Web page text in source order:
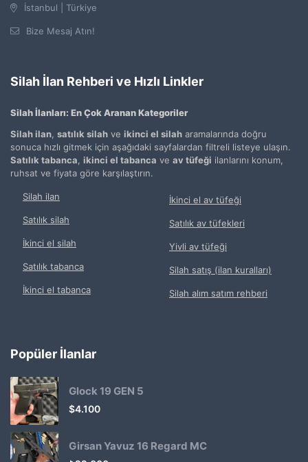
İstanbul | Türkiye
Bize Mesaj Atın!
Silah İlan Rehberi ve Hızlı Linkler
Silah İlanları: En Çok Aranan Kategoriler
Silah ilan satılık silah ve ikinci el silah aramalarında doğru
sonuca hızlı gitmek için aşağıdaki sayfalardan filtreli listeye ulaşın.
Satılık tabanca ikinci el tabanca ve av tüfeği ilanlarını konum,
ruhsat ve fiyata göre karşılaştırın.
Silah ilan
Satılık silah
İkinci el silah
Satılık tabanca
İkinci el tabanca
İkinci el av tüfeği
Satılık av tüfekleri
Yivli av tüfeği
Silah satış (ilan kuralları)
Silah alım satım rehberi
Popüler İlanlar
Glock 19 GEN 5
$4.100
Girsan Yavuz 16 Regard MC